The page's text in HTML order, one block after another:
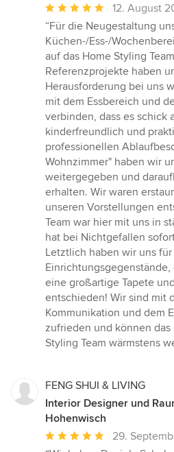
Durchschnittliche
Bewertung:
5
von
5
Sternen
12. August
“Für die Neugestaltung
Küchen-/Ess-/
auf das Home Styling
Referenzprojekte haben
Herausforderung bei uns
mit dem Essbereich und
verbinden, dass es schick
kinderfreundlich und
professionellen
Wohnzimmer" haben wir
weitergegeben und
erhalten. Wir waren
unseren Vorstellungen
Team war hier mit uns in
hat bei Nichtgefallen
Letztlich haben wir uns
eine großartige Tapete
entschieden! Wir sind mit
Kommunikation und dem
zufrieden und können
Styling Team wärmstens
FENG SHUI & LIVING
Interior Designer und
Hohenwisch
Durchschnittliche
29.